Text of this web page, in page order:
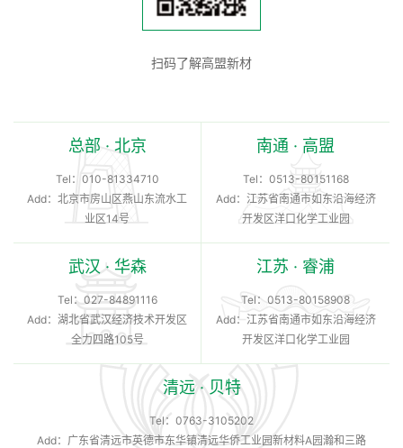
扫码了解高盟新材
总部 · 北京
Tel： 010-81334710
Add：北京市房山区燕山东流水工
业区14号
南通 · 高盟
Tel： 0513-80151168
Add：江苏省南通市如东沿海经济
开发区洋口化学工业园
武汉 · 华森
Tel： 027-84891116
Add：湖北省武汉经济技术开发区
全力四路105号
江苏 · 睿浦
Tel： 0513-80158908
Add：江苏省南通市如东沿海经济
开发区洋口化学工业园
清远 · 贝特
Tel： 0763-3105202
Add：广东省清远市英德市东华镇清远华侨工业园新材料A园瀚和三路